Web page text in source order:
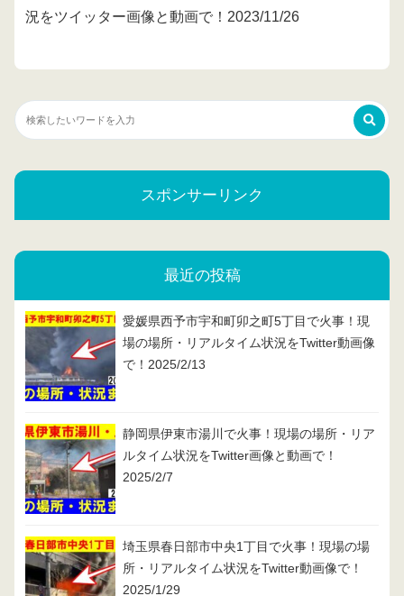
況をツイッター画像と動画で！2023/11/26
スポンサーリンク
最近の投稿
愛媛県西予市宇和町卯之町5丁目で火事！現
場の場所・リアルタイム状況をTwitter動画像
で！2025/2/13
静岡県伊東市湯川で火事！現場の場所・リア
ルタイム状況をTwitter画像と動画で！
2025/2/7
埼玉県春日部市中央1丁目で火事！現場の場
所・リアルタイム状況をTwitter動画像で！
2025/1/29